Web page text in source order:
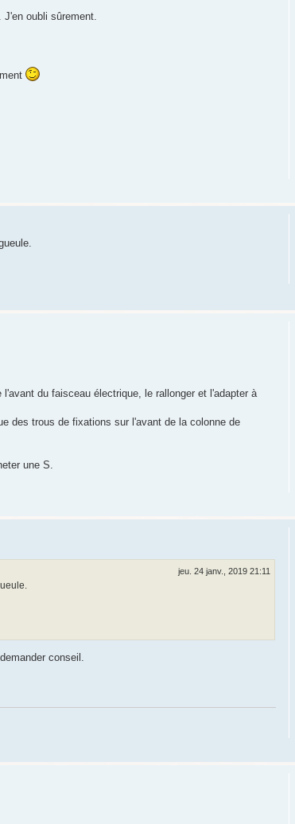
oubli sûrement.
du faisceau électrique, le rallonger et l'adapter à
des trous de fixations sur l'avant de la colonne de
une S.
jeu. 24 janv., 2019 21:11
conseil.